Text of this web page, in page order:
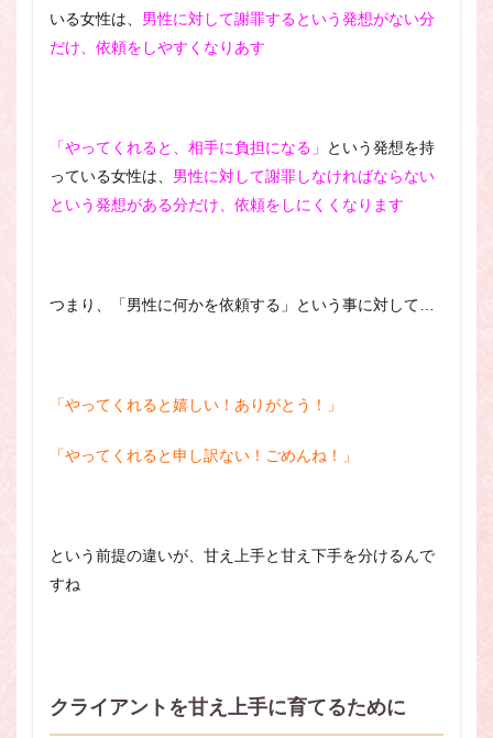
いる女性は、 男性に対して謝罪するという発想がない分
だけ、依頼をしやすくなりあす
「やってくれると、相手に負担になる」
という発想を持
っている女性は、 男性に対して謝罪しなければならない
という発想がある分だけ、依頼をしにくくなります
つまり、「男性に何かを依頼する」という事に対して…
「やってくれると嬉しい！ありがとう！」
「やってくれると申し訳ない！ごめんね！」
という前提の違いが、甘え上手と甘え下手を分けるんで
すね
クライアントを甘え上手に育てるために